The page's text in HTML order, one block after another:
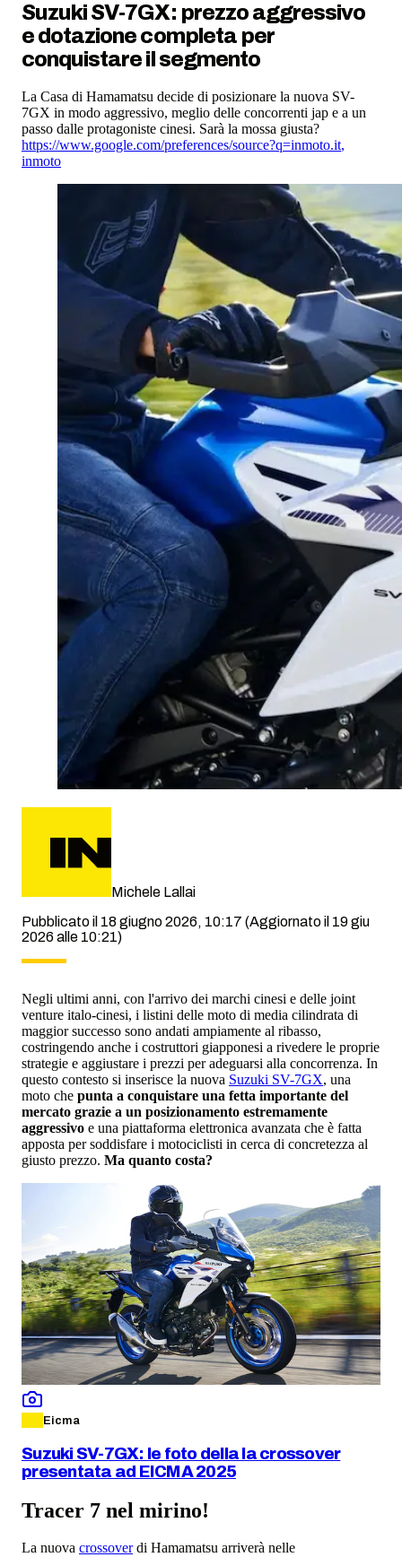
Suzuki SV-7GX: prezzo aggressivo
e dotazione completa per
conquistare il segmento
La Casa di Hamamatsu decide di posizionare la nuova SV-
7GX in modo aggressivo, meglio delle concorrenti jap e a un
passo dalle protagoniste cinesi. Sarà la mossa giusta?
https://www.google.com/preferences/source?q=inmoto.it,
inmoto
Michele Lallai
Pubblicato il 18 giugno 2026, 10:17 (Aggiornato il 19 giu
2026 alle 10:21)
Negli ultimi anni, con l'arrivo dei marchi cinesi e delle joint
venture italo-cinesi, i listini delle moto di media cilindrata di
maggior successo sono andati ampiamente al ribasso,
costringendo anche i costruttori giapponesi a rivedere le proprie
strategie e aggiustare i prezzi per adeguarsi alla concorrenza. In
questo contesto si inserisce la nuova Suzuki SV-7GX, una
moto che punta a conquistare una fetta importante del
mercato grazie a un posizionamento estremamente
aggressivo e una piattaforma elettronica avanzata che è fatta
apposta per soddisfare i motociclisti in cerca di concretezza al
giusto prezzo. Ma quanto costa?
Eicma
Suzuki SV-7GX: le foto della la crossover
presentata ad EICMA 2025
Tracer 7 nel mirino!
La nuova crossoverdi Hamamatsu arriverà nelle